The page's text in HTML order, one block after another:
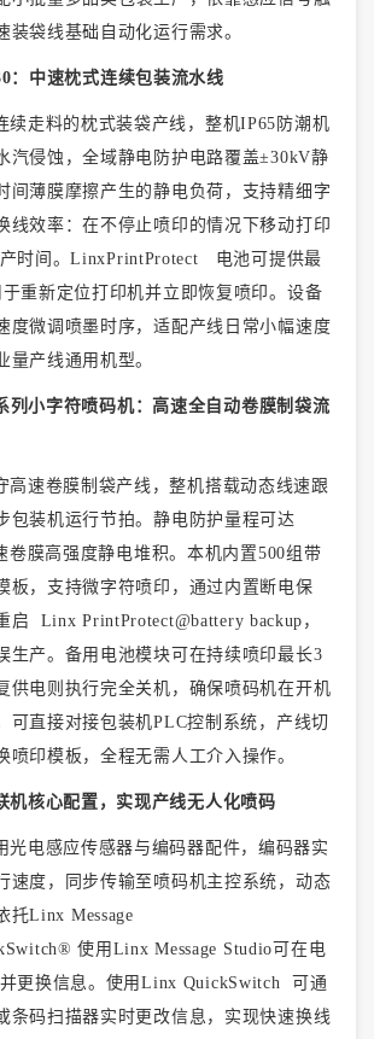
装袋线基础自动化运行需求。
：中速枕式连续包装流水线
续走料的枕式装袋产线，整机IP65防潮机
汽侵蚀，全域静电防护电路覆盖±30kV静
间薄膜摩擦产生的静电负荷，支持精细字
线效率：在不停止喷印的情况下移动打印
时间。LinxPrintProtect 电池可提供最
重新定位打印机并立即恢复喷印。设备
度微调喷墨时序，适配产线日常小幅速度
量产线通用机型。
列小字符喷码机：高速全自动卷膜制袋流
高速卷膜制袋产线，整机搭载动态线速跟
包装机运行节拍。静电防护量程可达
卷膜高强度静电堆积。本机内置500组带
板，支持微字符喷印，通过内置断电保
启 Linx PrintProtect@battery backup，
生产。备用电池模块可在持续喷印最长3
供电则执行完全关机，确保喷码机在开机
可直接对接包装机PLC控制系统，产线切
喷印模板，全程无需人工介入操作。
机核心配置，实现产线无人化喷码
光电感应传感器与编码器配件，编码器实
速度，同步传输至喷码机主控系统，动态
托Linx Message
使用Linx Message Studio可在电
更换信息。使用Linx QuickSwitch 可通
条码扫描器实时更改信息，实现快速换线